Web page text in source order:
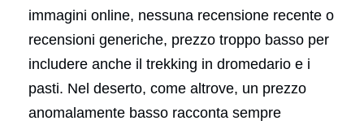
immagini online, nessuna recensione recente o
recensioni generiche, prezzo troppo basso per
includere anche il trekking in dromedario e i
pasti. Nel deserto, come altrove, un prezzo
anomalamente basso racconta sempre